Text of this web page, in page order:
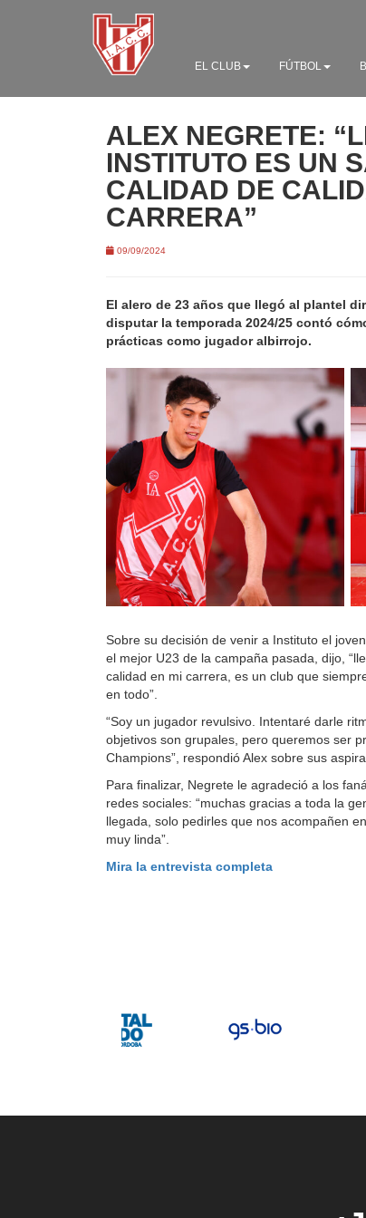
EL CLUB FÚTBOL
ALEX NEGRETE:
INSTITUTO ES UN
CALIDAD DE
CARRERA”
09/09/2024
El alero de 23 años que llegó al plantel
disputar la temporada 2024/25 contó
prácticas como jugador albirrojo.
Sobre su decisión de venir a Instituto el
el mejor U23 de la campaña pasada, dijo,
calidad en mi carrera, es un club que
en todo”.
“Soy un jugador revulsivo. Intentaré darle
objetivos son grupales, pero queremos ser
Champions”, respondió Alex sobre sus
Para finalizar, Negrete le agradeció a los
redes sociales: “muchas gracias a toda la
llegada, solo pedirles que nos acompañen
muy linda”.
Mira la entrevista completa